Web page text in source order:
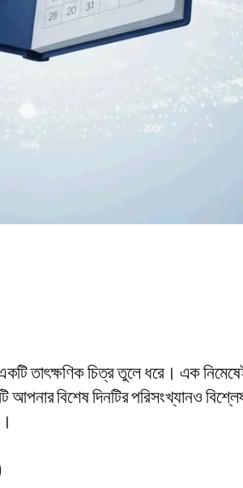
তাৎক্ষণিক চিত্র তুলে ধরে। এক
বিশেষ দিনটির পরিসংখ্যানও